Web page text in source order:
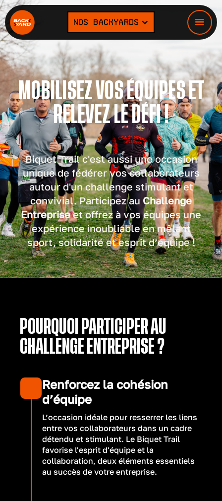
NOS BACKYARDS
MOBILISEZ VOS ÉQUIPES ET
RELEVEZ LE DÉFI !
Biquet Trail c'est aussi une occasion
unique de fédérer vos collaborateurs
autour d'un challenge stimulant et
convivial. Participez au Challenge
Entrepriseet offrez à vos équipes une
expérience inoubliable en mêlant
sport, solidarité et esprit d’équipe !
POURQUOI PARTICIPER AU
CHALLENGE ENTREPRISE ?
Renforcez la cohésion
d’équipe
L’occasion idéale pour resserrer les liens
entre vos collaborateurs dans un cadre
détendu et stimulant. Le Biquet Trail
favorise l'esprit d'équipe et la
collaboration, deux éléments essentiels
au succès de votre entreprise.